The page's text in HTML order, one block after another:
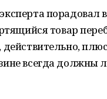
порадовал
товар
всегда должны